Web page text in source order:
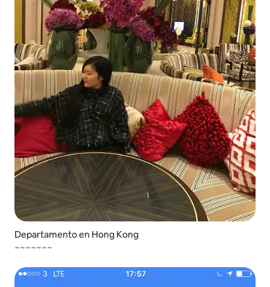
Departamento en Hong Kong
~~~~~~~